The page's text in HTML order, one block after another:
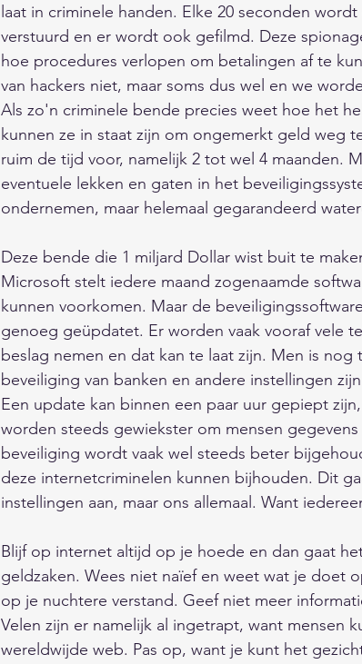
laat in criminele handen. Elke 20 seconden
verstuurd en er wordt ook gefilmd. Deze
hoe procedures verlopen om betalingen af te
van hackers niet, maar soms dus wel en we
Als zo'n criminele bende precies weet hoe het
kunnen ze in staat zijn om ongemerkt geld weg
ruim de tijd voor, namelijk 2 tot wel 4 maanden.
eventuele lekken en gaten in het
ondernemen, maar helemaal gegarandeerd
Deze bende die 1 miljard Dollar wist buit te
Microsoft stelt iedere maand zogenaamde
kunnen voorkomen. Maar de
genoeg geüpdatet. Er worden vaak vooraf vele
beslag nemen en dat kan te laat zijn. Men is
beveiliging van banken en andere instellingen
Een update kan binnen een paar uur gepiept
worden steeds gewiekster om mensen
beveiliging wordt vaak wel steeds beter
deze internetcriminelen kunnen bijhouden. Dit
instellingen aan, maar ons allemaal. Want
Blijf op internet altijd op je hoede en dan gaat
geldzaken. Wees niet naïef en weet wat je doet
op je nuchtere verstand. Geef niet meer
Velen zijn er namelijk al ingetrapt, want mensen
wereldwijde web. Pas op, want je kunt het